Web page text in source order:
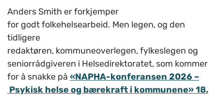
Anders Smith er forkjemper
for godt folkehelsearbeid. Men legen, og den
tidligere
redaktøren, kommuneoverlegen, fylkeslegen og
seniorrådgiveren i Helsedirektoratet, som kommer
for å snakke på «NAPHA-konferansen 2026 –
Psykisk helse og bærekraft i kommunene» 18.